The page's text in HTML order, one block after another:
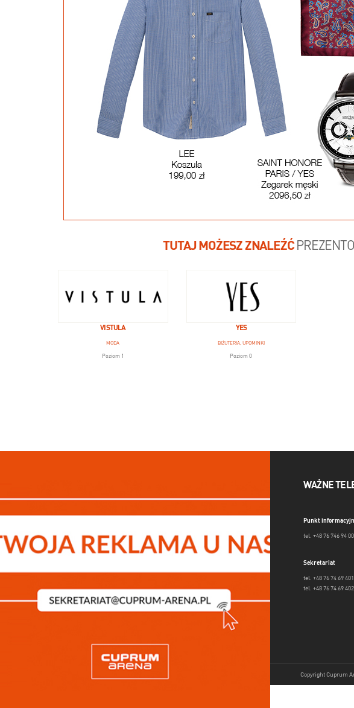
TUTAJ MOŻESZ ZNALEŹĆ
VISTULA
MODA
Poziom 1
YES
BIŻUTERIA, UPOMINKI
Poziom 0
WAŻNE
Punkt
tel. +48 76 746 94 00
Sekretariat
tel. +48 76 74 69 401
tel. +48 76 74 69 402
Copyright Cuprum